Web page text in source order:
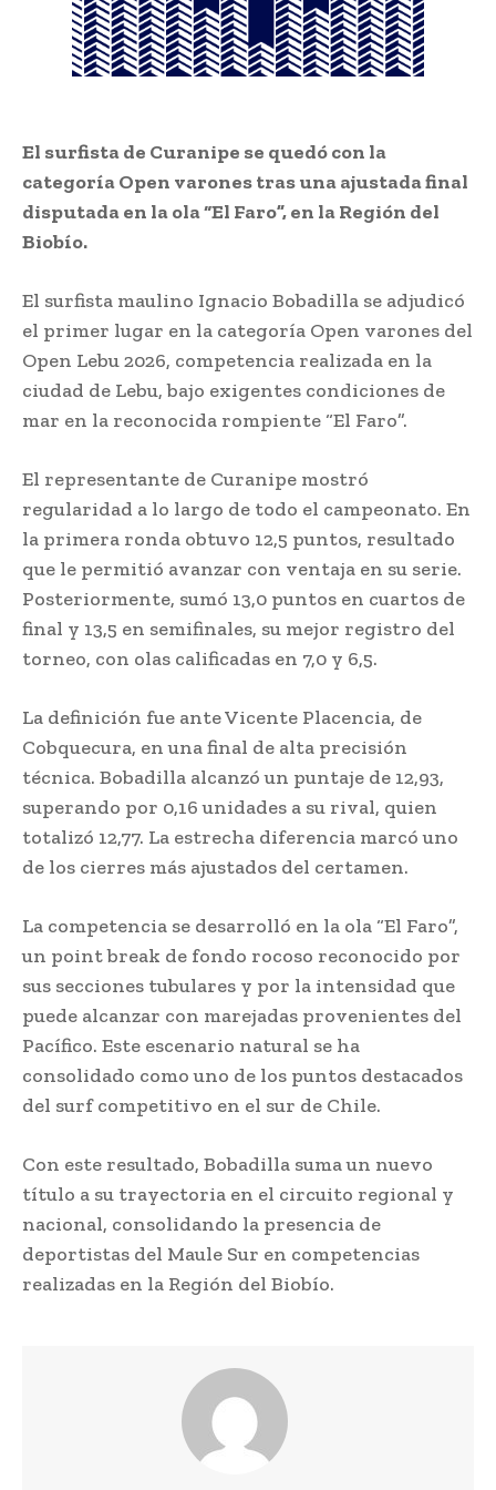
El surfista de Curanipe se quedó con la
categoría Open varones tras una ajustada final
disputada en la ola “El Faro”, en la Región del
Biobío.
El surfista maulino Ignacio Bobadilla se adjudicó
el primer lugar en la categoría Open varones del
Open Lebu 2026, competencia realizada en la
ciudad de Lebu, bajo exigentes condiciones de
mar en la reconocida rompiente “El Faro”.
El representante de Curanipe mostró
regularidad a lo largo de todo el campeonato. En
la primera ronda obtuvo 12,5 puntos, resultado
que le permitió avanzar con ventaja en su serie.
Posteriormente, sumó 13,0 puntos en cuartos de
final y 13,5 en semifinales, su mejor registro del
torneo, con olas calificadas en 7,0 y 6,5.
La definición fue ante Vicente Placencia, de
Cobquecura, en una final de alta precisión
técnica. Bobadilla alcanzó un puntaje de 12,93,
superando por 0,16 unidades a su rival, quien
totalizó 12,77. La estrecha diferencia marcó uno
de los cierres más ajustados del certamen.
La competencia se desarrolló en la ola “El Faro”,
un point break de fondo rocoso reconocido por
sus secciones tubulares y por la intensidad que
puede alcanzar con marejadas provenientes del
Pacífico. Este escenario natural se ha
consolidado como uno de los puntos destacados
del surf competitivo en el sur de Chile.
Con este resultado, Bobadilla suma un nuevo
título a su trayectoria en el circuito regional y
nacional, consolidando la presencia de
deportistas del Maule Sur en competencias
realizadas en la Región del Biobío.